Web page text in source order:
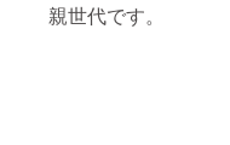
親世代です。